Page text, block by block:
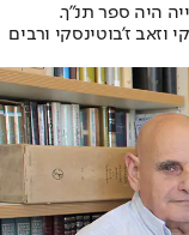
היה ספר תנ"ך.
ז'בוטינסקי ורבים